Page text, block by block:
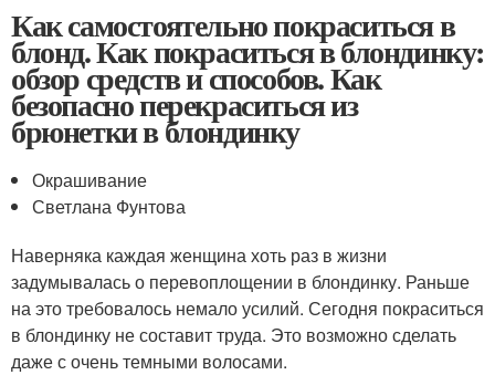
Как самостоятельно покраситься в
блонд. Как покраситься в блондинку:
обзор средств и способов. Как
безопасно перекраситься из
брюнетки в блондинку
Окрашивание
Светлана Фунтова
Наверняка каждая женщина хоть раз в жизни
задумывалась о перевоплощении в блондинку. Раньше
на это требовалось немало усилий. Сегодня покраситься
в блондинку не составит труда. Это возможно сделать
даже с очень темными волосами.